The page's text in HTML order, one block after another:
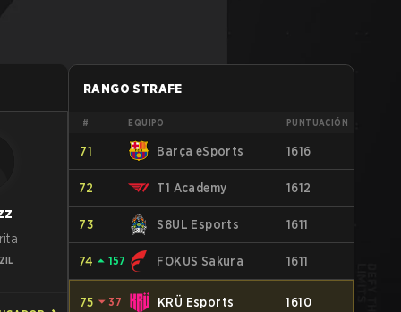
RANGO STRAFE
# EQUIPO PUNTUACIÓN
71 Barça eSports 1616
72 T1 Academy 1612
73 S8UL Esports 1611
74 ⏶ 157 FOKUS Sakura 1611
75 ⏷ 37 KRÜ Esports 1610